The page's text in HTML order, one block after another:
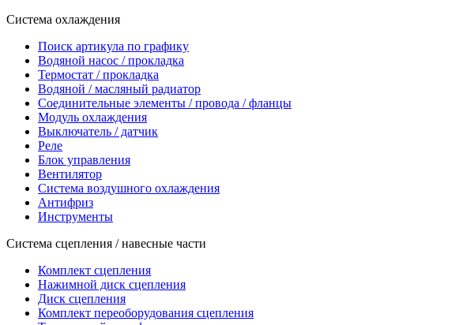
Система охлаждения
Поиск артикула по графику
Водяной насос / прокладка
Термостат / прокладка
Водяной / масляный радиатор
Соединительные элементы / провода / фланцы
Модуль охлаждения
Выключатель / датчик
Реле
Блок управления
Вентилятор
Система воздушного охлаждения
Антифриз
Инструменты
Система сцепления / навесные части
Комплект сцепления
Нажимной диск сцепления
Диск сцепления
Комплект переоборудования сцепления